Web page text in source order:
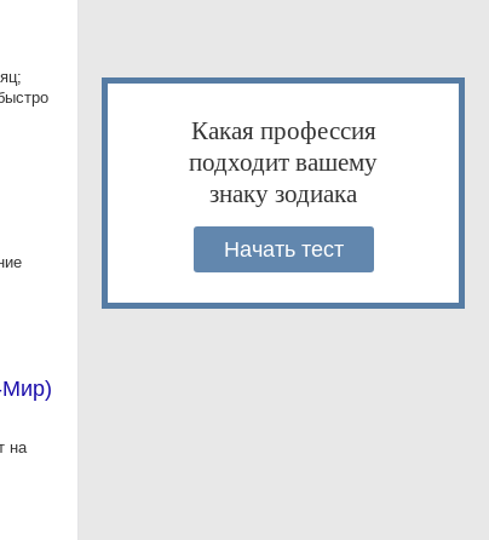
Мир)
на
Какая профессия
подходит вашему
знаку зодиака
Начать тест